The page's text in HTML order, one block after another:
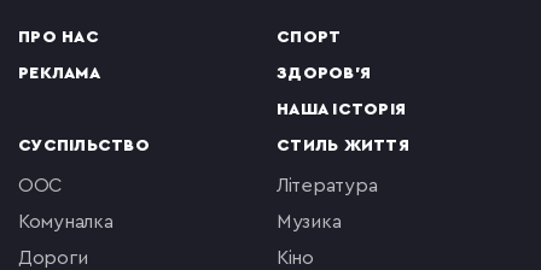
ПРО НАС
РЕКЛАМА
СПОРТ
ЗДОРОВ'Я
НАША ІСТОРІЯ
СУСПІЛЬСТВО
ООС
комуналка
Дороги
СТИЛЬ ЖИТТЯ
література
музика
кіно